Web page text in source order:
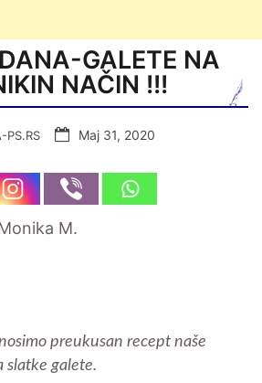
GALETE NA
NAČIN !!!
PS.RS Мај 31, 2020
M.
preukusan recept naše
slatke galete.